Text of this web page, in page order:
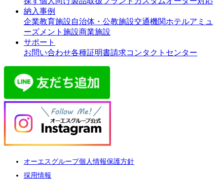
納入事例
企業教育施設自治体・公教施設交通機関ホテルアミュ
ーズメント施設商業施設
サポート
お問い合わせ各種証明書請求コンタクトセンター
オーエスグループ個人情報保護方針
採用情報